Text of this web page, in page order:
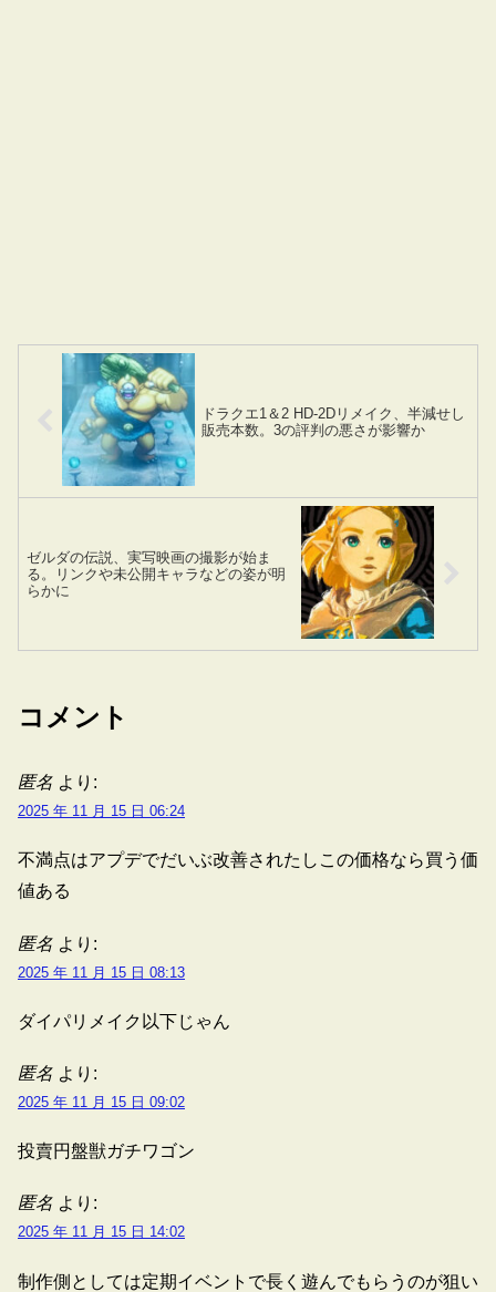
ドラクエ1＆2 HD-2Dリメイク、半減せし
販売本数。3の評判の悪さが影響か
ゼルダの伝説、実写映画の撮影が始ま
る。リンクや未公開キャラなどの姿が明
らかに
コメント
匿名 より:
2025 年 11 月 15 日 06:24
不満点はアプデでだいぶ改善されたしこの価格なら買う価
値ある
匿名 より:
2025 年 11 月 15 日 08:13
ダイパリメイク以下じゃん
匿名 より:
2025 年 11 月 15 日 09:02
投賣円盤獣ガチワゴン
匿名 より:
2025 年 11 月 15 日 14:02
制作側としては定期イベントで長く遊んでもらうのが狙い